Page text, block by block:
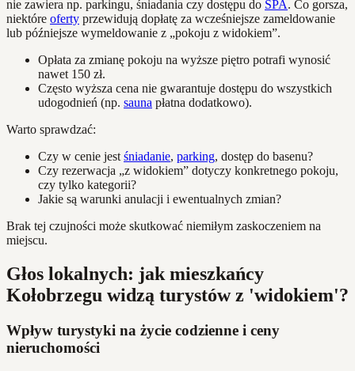
nie zawiera np. parkingu, śniadania czy dostępu do SPA. Co gorsza,
niektóre oferty przewidują dopłatę za wcześniejsze zameldowanie
lub późniejsze wymeldowanie z „pokoju z widokiem”.
Opłata za zmianę pokoju na wyższe piętro potrafi wynosić
nawet 150 zł.
Często wyższa cena nie gwarantuje dostępu do wszystkich
udogodnień (np. sauna płatna dodatkowo).
Warto sprawdzać:
Czy w cenie jestśniadanie, parking, dostęp do basenu?
Czy rezerwacja „z widokiem” dotyczy konkretnego pokoju,
czy tylko kategorii?
Jakie są warunki anulacji i ewentualnych zmian?
Brak tej czujności może skutkować niemiłym zaskoczeniem na
miejscu.
Głos lokalnych: jak mieszkańcy
Kołobrzegu widzą turystów z 'widokiem'?
Wpływ turystyki na życie codzienne i ceny
nieruchomości